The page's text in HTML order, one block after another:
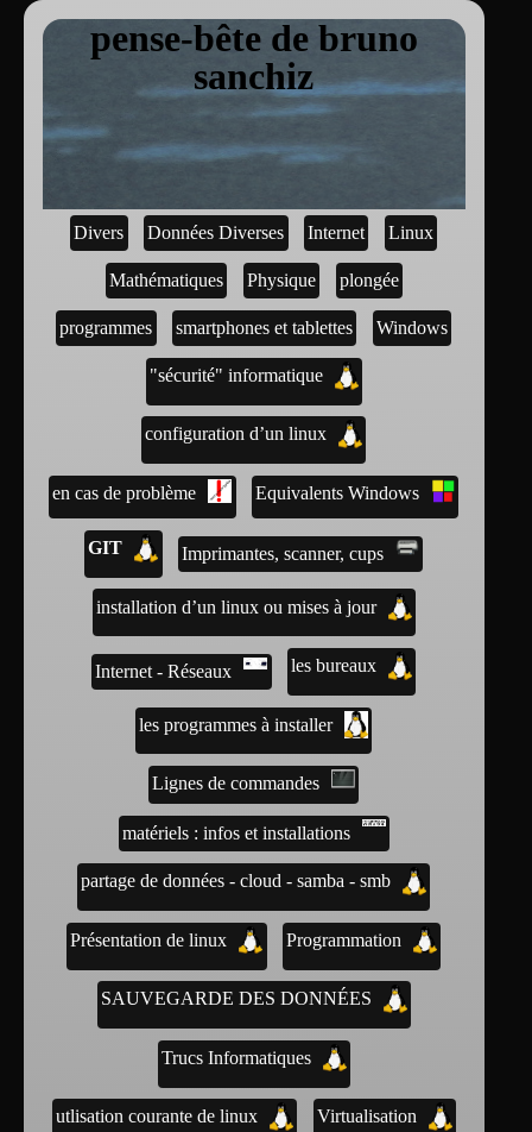
pense-bête de bruno
sanchiz
Divers Données Diverses Internet Linux
Mathématiques Physique plongée
programmes smartphones et tablettes Windows
"sécurité" informatique
configuration d’un linux
en cas de problème Equivalents Windows
GIT Imprimantes, scanner, cups
installation d’un linux ou mises à jour
Internet - Réseaux les bureaux
les programmes à installer
Lignes de commandes
matériels : infos et installations
partage de données - cloud - samba - smb
Présentation de linux Programmation
SAUVEGARDE DES DONNÉES
Trucs Informatiques
utlisation courante de linux Virtualisation